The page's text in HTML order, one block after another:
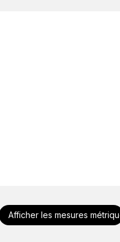
Afficher les mesures